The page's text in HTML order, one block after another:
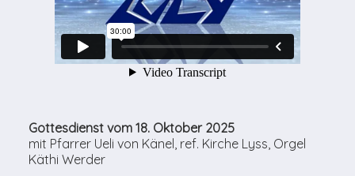
Gottesdienst vom 18. Oktober 2025
mit Pfarrer Ueli von Känel, ref. Kirche Lyss, Orgel
Käthi Werder